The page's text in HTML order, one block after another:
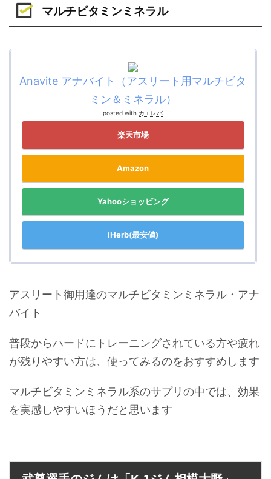
マルチビタミンミネラル
Anavite アナバイト（アスリート用マルチビタ
ミン＆ミネラル）
posted with カエレバ
楽天市場
Amazon
Yahooショッピング
iHerb(最安値)
アスリート御用達のマルチビタミンミネラル・アナ
バイト
普段からハードにトレーニングされている方や疲れ
が残りやすい方は、使ってみるのをおすすめします
マルチビタミンミネラル系のサプリの中では、効果
を実感しやすいほうだと思います